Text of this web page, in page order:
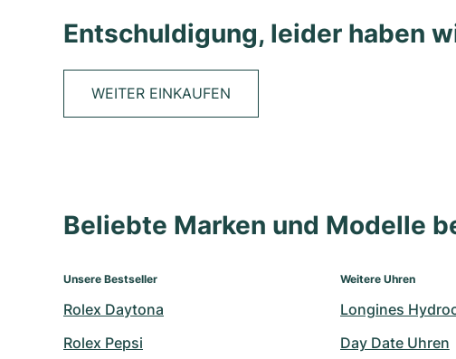
Entschuldigung, leider haben
WEITER EINKAUFEN
Beliebte Marken und Modelle
Unsere Bestseller
Rolex Daytona
Rolex Pepsi
Weitere Uhren
Longines
Day Date Uhren